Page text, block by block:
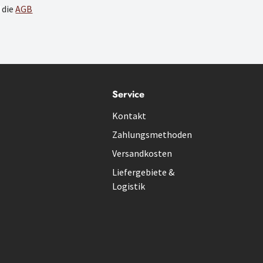
dieAGB
Service
Kontakt
Zahlungsmethoden
Versandkosten
Liefergebiete &
Logistik